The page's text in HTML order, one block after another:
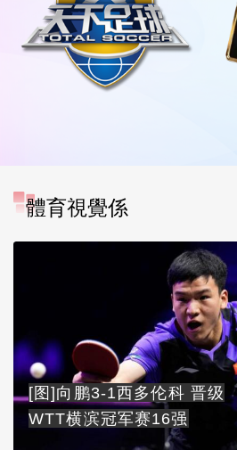
體育視覺係
[图]向鹏3-1西多伦科 晋级
WTT横滨冠军赛16强